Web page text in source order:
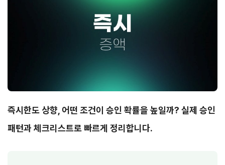
즉시한도 상향, 어떤 조건이 승인 확률을 높일까? 실제 승인
패턴과 체크리스트로 빠르게 정리합니다.